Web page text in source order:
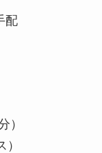
配
）